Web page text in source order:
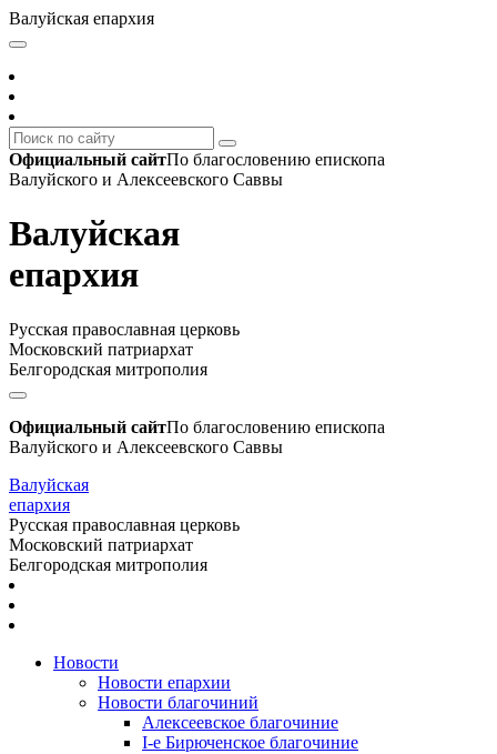
Валуйская епархия
Официальный сайтПо благословению епископа
Валуйского и Алексеевского Саввы
Валуйская
епархия
Русская православная церковь
Московский патриархат
Белгородская митрополия
Официальный сайтПо благословению епископа
Валуйского и Алексеевского Саввы
Валуйская
епархия
Русская православная церковь
Московский патриархат
Белгородская митрополия
Новости
Новости епархии
Новости благочиний
Алексеевское благочиние
I-е Бирюченское благочиние